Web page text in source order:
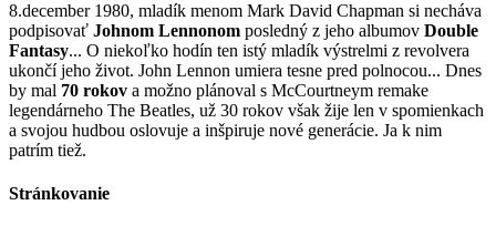
8.december 1980, mladík menom Mark David Chapman si necháva
podpisovať Johnom Lennonom posledný z jeho albumov Double
Fantasy... O niekoľko hodín ten istý mladík výstrelmi z revolvera
ukončí jeho život. John Lennon umiera tesne pred polnocou... Dnes
by mal 70 rokov a možno plánoval s McCourtneym remake
legendárneho The Beatles, už 30 rokov však žije len v spomienkach
a svojou hudbou oslovuje a inšpiruje nové generácie. Ja k nim
patrím tiež.
Stránkovanie